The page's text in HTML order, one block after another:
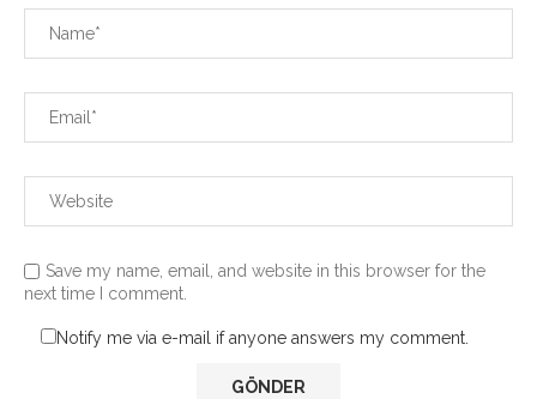
Save my name, email, and website in this browser for the
next time I comment.
Notify me via e-mail if anyone answers my comment.